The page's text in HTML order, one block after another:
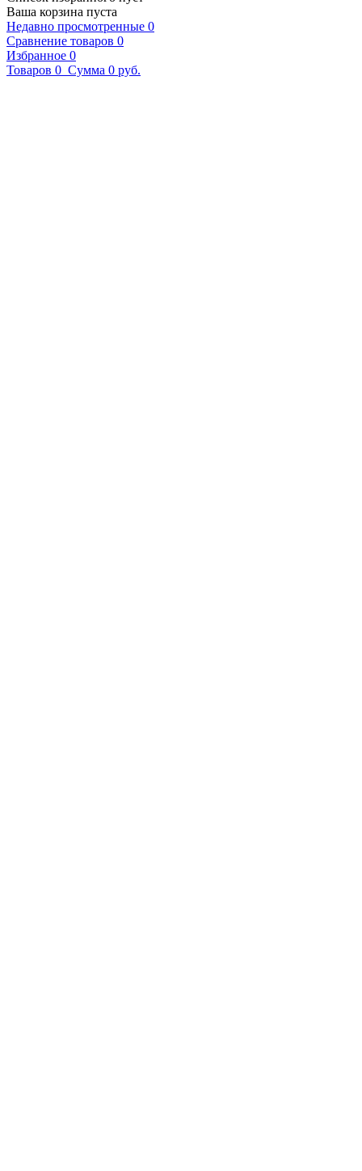
Ваша корзина пуста
Недавно просмотренные 0
Сравнение товаров 0
Избранное 0
Товаров 0 Сумма 0 руб.